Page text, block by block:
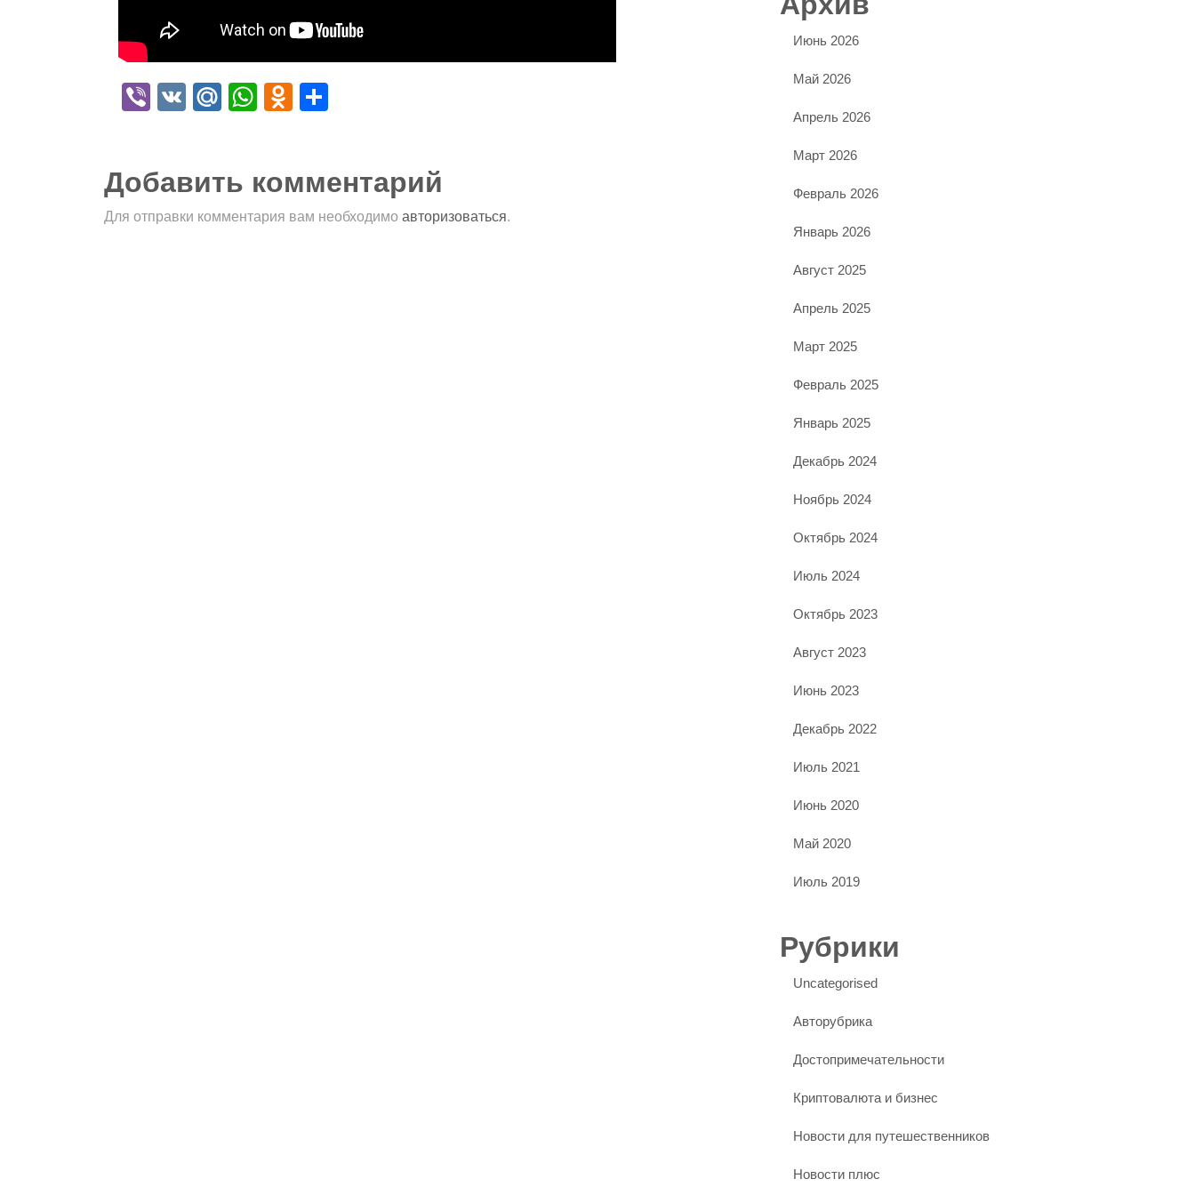
Viber
VK Mail.Ru
WhatsApp
Odnoklassniki
Добавить комментарий
Для отправки комментария вам необходимо авторизоваться.
Июнь 2026
Май 2026
Апрель 2026
Март 2026
Февраль 2026
Январь 2026
Август 2025
Апрель 2025
Март 2025
Февраль 2025
Январь 2025
Декабрь 2024
Ноябрь 2024
Октябрь 2024
Июль 2024
Октябрь 2023
Август 2023
Июнь 2023
Декабрь 2022
Июль 2021
Июнь 2020
Май 2020
Июль 2019
Рубрики
Uncategorised
Авторубрика
Достопримечательности
Криптовалюта и бизнес
Новости для путешественников
Новости плюс